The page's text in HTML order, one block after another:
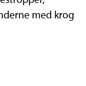
med krog